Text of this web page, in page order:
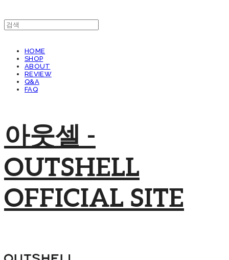
HOME
SHOP
ABOUT
REVIEW
Q&A
FAQ
아웃셀 -
OUTSHELL
OFFICIAL SITE